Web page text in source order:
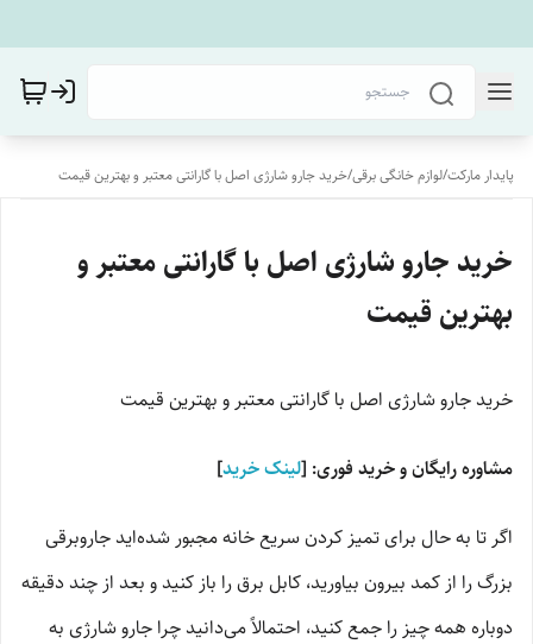
پایدار مارکت/لوازم خانگی برقی/خرید جارو شارژی اصل با گارانتی معتبر و بهترین قیمت
خرید جارو شارژی اصل با گارانتی معتبر و
بهترین قیمت
خرید جارو شارژی اصل با گارانتی معتبر و بهترین قیمت
مشاوره رایگان و خرید فوری: [لینک خرید]
اگر تا به حال برای تمیز کردن سریع خانه مجبور شده‌اید جاروبرقی
بزرگ را از کمد بیرون بیاورید، کابل برق را باز کنید و بعد از چند دقیقه
دوباره همه چیز را جمع کنید، احتمالاً می‌دانید چرا جارو شارژی به